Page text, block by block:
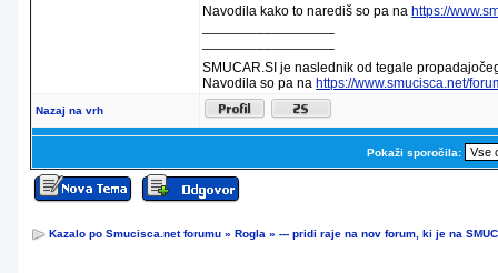
Navodila kako to narediš so pa na https://
SMUCAR.SI je naslednik od tegale
Navodila so pa na https://www.smucisca.net/
Nazaj na vrh
Pokaži sporočila:
Kazalo po Smucisca.net forumu » Rogla » --- pridi raje na nov forum, ki je na